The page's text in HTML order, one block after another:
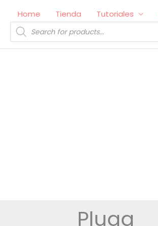
Home Tienda Tutoriales
Búsqueda
de
productos
Plugg